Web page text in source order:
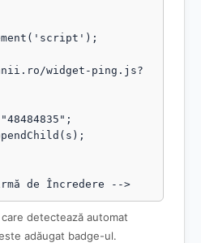
widget-ping.js?
de Încredere -->
detectează automat
adăugat badge-ul.